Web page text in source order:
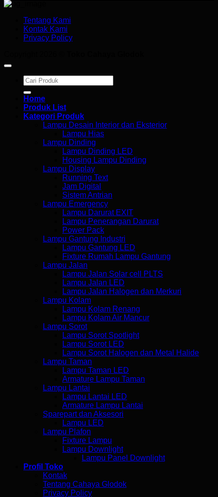
Tentang Kami
Kontak Kami
Privacy Policy
Search
for:
Home
Produk List
Kategori Produk
Lampu Desain Interior dan Eksterior
Lampu Hias
Lampu Dinding
Lampu Dinding LED
Housing Lampu Dinding
Lampu Display
Running Text
Jam Digital
Sistem Antrian
Lampu Emergency
Lampu Darurat EXIT
Lampu Penerangan Darurat
Power Pack
Lampu Gantung Industri
Lampu Gantung LED
Fixture Rumah Lampu Gantung
Lampu Jalan
Lampu Jalan Solar cell PLTS
Lampu Jalan LED
Lampu Jalan Halogen dan Merkuri
Lampu Kolam
Lampu Kolam Renang
Lampu Kolam Air Mancur
Lampu Sorot
Lampu Sorot Spotlight
Lampu Sorot LED
Lampu Sorot Halogen dan Metal Halide
Lampu Taman
Lampu Taman LED
Armature Lampu Taman
Lampu Lantai
Lampu Lantai LED
Armature Lampu Lantai
Sparepart dan Aksesori
Lampu LED
Lampu Plafon
Fixture Lampu
Lampu Downlight
Lampu Panel Downlight
Profil Toko
Kontak
Tentang Cahaya Glodok
Privacy Policy